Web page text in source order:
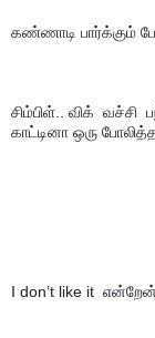
கண்ணாடி பார்க்கும்
சிம்பிள்.. விக்
காட்டினா ஒரு
I don’t like it  என்றேன்.